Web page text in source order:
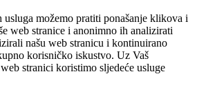
usluga možemo pratiti ponašanje klikova i
web stranice i anonimno ih analizirati
našu web stranicu i kontinuirano
korisničko iskustvo. Uz Vaš
stranici koristimo sljedeće usluge